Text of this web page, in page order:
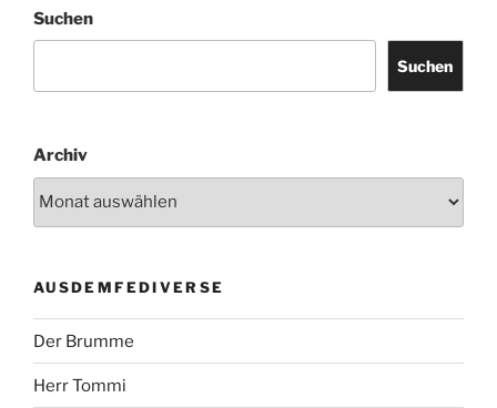
Suchen
Suchen
Archiv
AUSDEMFEDIVERSE
Der Brumme
Herr Tommi